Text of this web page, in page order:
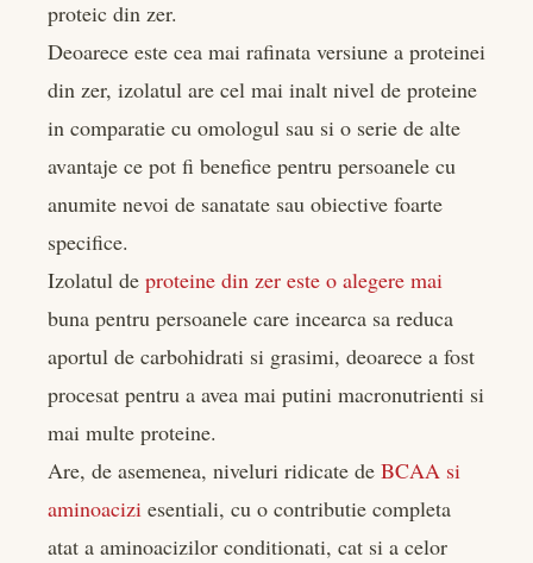
proteic din zer.
Deoarece este cea mai rafinata versiune a proteinei
din zer, izolatul are cel mai inalt nivel de proteine
in comparatie cu omologul sau si o serie de alte
avantaje ce pot fi benefice pentru persoanele cu
anumite nevoi de sanatate sau obiective foarte
specifice.
Izolatul de proteine din zer este o alegere mai
buna pentru persoanele care incearca sa reduca
aportul de carbohidrati si grasimi, deoarece a fost
procesat pentru a avea mai putini macronutrienti si
mai multe proteine.
Are, de asemenea, niveluri ridicate de BCAA si
aminoacizi esentiali, cu o contributie completa
atat a aminoacizilor conditionati, cat si a celor